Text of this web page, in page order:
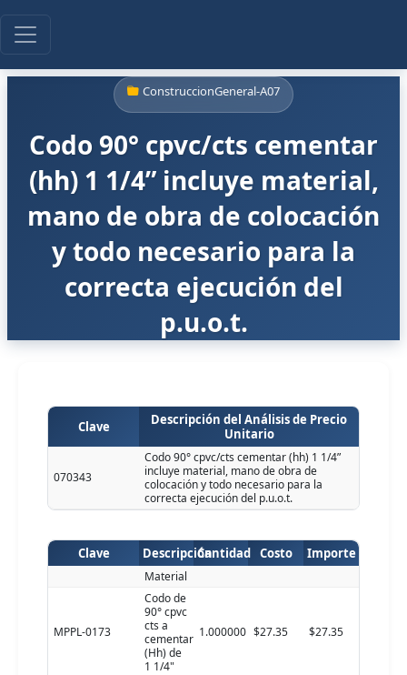
ConstruccionGeneral-A07
Codo 90° cpvc/cts cementar
(hh) 1 1/4” incluye material,
mano de obra de colocación
y todo necesario para la
correcta ejecución del
p.u.o.t.
Clave
Descripción del Análisis de Precio
Unitario
070343
Codo 90° cpvc/cts cementar (hh) 1 1/4”
incluye material, mano de obra de
colocación y todo necesario para la
correcta ejecución del p.u.o.t.
Clave DescripciónCantidad Costo Importe
Material
MPPL-0173
Codo de
90° cpvc
cts a
cementar
(Hh) de
1 1/4"
1.000000 $27.35 $27.35